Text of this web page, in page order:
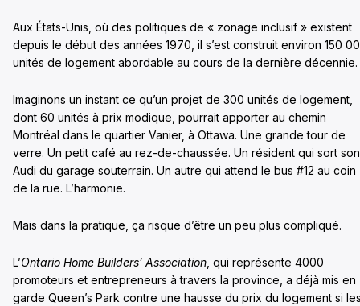
Aux États-Unis, où des politiques de « zonage inclusif » existent
depuis le début des années 1970, il s’est construit environ 150
unités de logement abordable au cours de la dernière décennie.
Imaginons un instant ce qu’un projet de 300 unités de logement,
dont 60 unités à prix modique, pourrait apporter au chemin
Montréal dans le quartier Vanier, à Ottawa. Une grande tour de
verre. Un petit café au rez-de-chaussée. Un résident qui sort son
Audi du garage souterrain. Un autre qui attend le bus #12 au coin
de la rue. L’harmonie.
Mais dans la pratique, ça risque d’être un peu plus compliqué.
L’Ontario Home Builders’ Association , qui représente 4000
promoteurs et entrepreneurs à travers la province, a déjà mis en
garde Queen’s Park contre une hausse du prix du logement si